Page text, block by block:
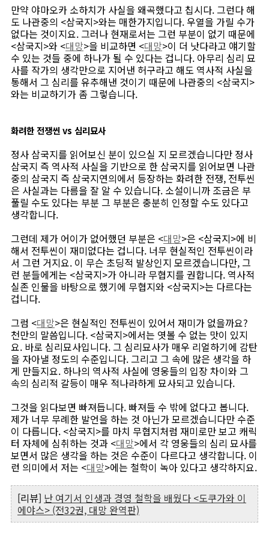
만약 야마오카 소하치가 사실을 왜곡했다고 칩시다. 그런다 해
도 나관중의 <삼국지>와는 매한가지입니다. 우열을 가릴 수가
없다는 것이지요. 그러나 현재로서는 그런 부분이 없기 때문에
<삼국지>와 <대망>을 비교하면 <대망>이 더 낫다라고 얘기할
수 있는 것들 중에 하나가 될 수 있다는 겁니다. 아무리 심리 묘
사를 작가의 생각만으로 지어낸 허구라고 해도 역사적 사실을
통해서 그 심리를 유추해낸 것이기 때문에 나관중의 <삼국지>
와는 비교하기가 좀 그렇습니다.
화려한 전쟁씬 vs 심리묘사
정사 삼국지를 읽어보신 분이 있으실 지 모르겠습니다만 정사
삼국지 즉 역사적 사실을 기반으로 한 삼국지를 읽어보면 나관
중의 삼국지 즉 삼국지연의에서 등장하는 화려한 전쟁, 전투씬
은 사실과는 다름을 잘 알 수 있습니다. 소설이니까 조금은 부
풀릴 수도 있다는 부분 그 부분은 충분히 인정할 수도 있다고
생각합니다.
그런데 제가 어이가 없어했던 부분은 <대망>은 <삼국지>에 비
해서 전투씬이 재미없다는 겁니다. 너무 현실적인 전투씬이라
서 그런 거지요. 이 무슨 초딩적 발상인지 모르겠습니다만, 그
런 분들에게는 <삼국지>가 아니라 무협지를 권합니다. 역사적
실존 인물을 바탕으로 했기에 무협지와 <삼국지>는 다르다는
겁니다.
그럼 <대망>은 현실적인 전투씬이 있어서 재미가 없을까요?
천만의 말씀입니다. <삼국지>에서는 엿볼 수 없는 맛이 있지
요. 바로 심리묘사입니다. 그 심리묘사가 매우 리얼하기에 감탄
을 자아낼 정도의 수준입니다. 그리고 그 속에 많은 생각을 하
게 만들지요. 하나의 역사적 사실에 영웅들의 입장 차이와 그
속의 심리적 갈등이 매우 적나라하게 묘사되고 있습니다.
그것을 읽다보면 빠져듭니다. 빠져들 수 밖에 없다고 봅니다.
제가 너무 무례한 발언을 하는 것 아닌가 모르겠습니다만 수준
이 다릅니다. <삼국지>를 마치 무협지처럼 재미로만 보고 캐릭
터 자체에 심취하는 것과 <대망>에서 각 영웅들의 심리 묘사를
보면서 많은 생각을 하는 것은 수준이 다르다고 생각합니다. 이
런 의미에서 저는 <대망>에는 철학이 녹아 있다고 생각하지요.
[리뷰] 난 여기서 인생과 경영 철학을 배웠다 <도쿠가와 이
에야스> (전32권, 대망 완역판)